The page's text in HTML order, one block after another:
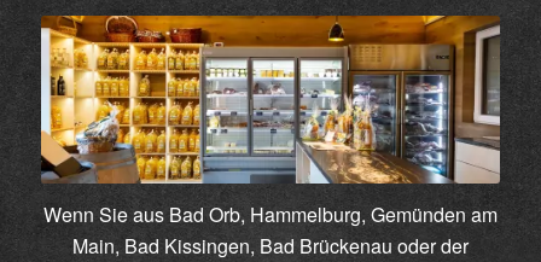
Wenn Sie aus Bad Orb, Hammelburg, Gemünden am
Main, Bad Kissingen, Bad Brückenau oder der